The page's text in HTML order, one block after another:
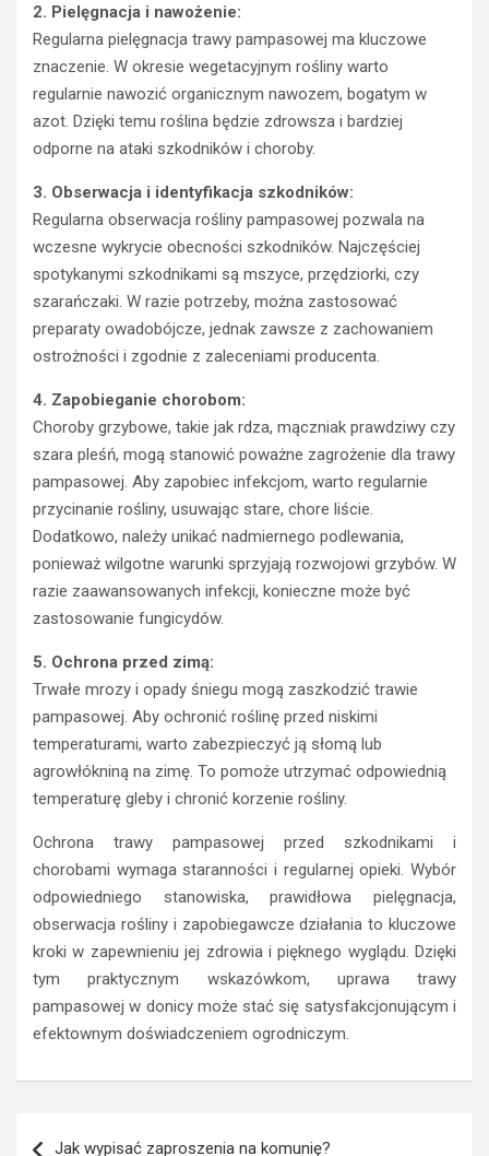
2. Pielęgnacja i nawożenie:
Regularna pielęgnacja trawy pampasowej ma kluczowe
znaczenie. W okresie wegetacyjnym rośliny warto
regularnie nawozić organicznym nawozem, bogatym w
azot. Dzięki temu roślina będzie zdrowsza i bardziej
odporne na ataki szkodników i choroby.
3. Obserwacja i identyfikacja szkodników:
Regularna obserwacja rośliny pampasowej pozwala na
wczesne wykrycie obecności szkodników. Najczęściej
spotykanymi szkodnikami są mszyce, przędziorki, czy
szarańczaki. W razie potrzeby, można zastosować
preparaty owadobójcze, jednak zawsze z zachowaniem
ostrożności i zgodnie z zaleceniami producenta.
4. Zapobieganie chorobom:
Choroby grzybowe, takie jak rdza, mączniak prawdziwy czy
szara pleśń, mogą stanowić poważne zagrożenie dla trawy
pampasowej. Aby zapobiec infekcjom, warto regularnie
przycinanie rośliny, usuwając stare, chore liście.
Dodatkowo, należy unikać nadmiernego podlewania,
ponieważ wilgotne warunki sprzyjają rozwojowi grzybów. W
razie zaawansowanych infekcji, konieczne może być
zastosowanie fungicydów.
5. Ochrona przed zimą:
Trwałe mrozy i opady śniegu mogą zaszkodzić trawie
pampasowej. Aby ochronić roślinę przed niskimi
temperaturami, warto zabezpieczyć ją słomą lub
agrowłókniną na zimę. To pomoże utrzymać odpowiednią
temperaturę gleby i chronić korzenie rośliny.
Ochrona trawy pampasowej przed szkodnikami i
chorobami wymaga staranności i regularnej opieki. Wybór
odpowiedniego stanowiska, prawidłowa pielęgnacja,
obserwacja rośliny i zapobiegawcze działania to kluczowe
kroki w zapewnieniu jej zdrowia i pięknego wyglądu. Dzięki
tym praktycznym wskazówkom, uprawa trawy
pampasowej w donicy może stać się satysfakcjonującym i
efektownym doświadczeniem ogrodniczym.
Jak wypisać zaproszenia na komunię?